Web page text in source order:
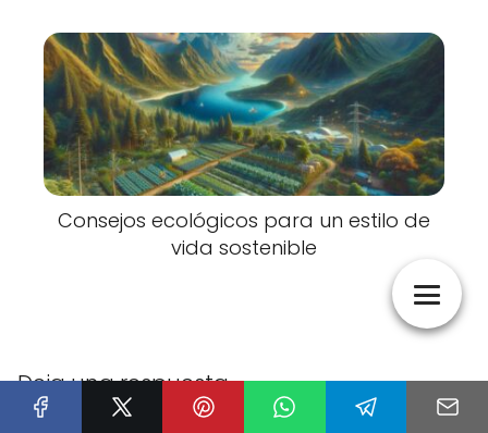
Consejos ecológicos para un estilo de
vida sostenible
Deja una respuesta